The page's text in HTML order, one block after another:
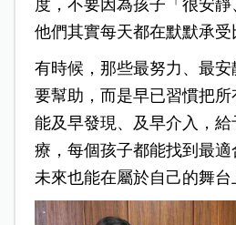
度，不要因為孩子「很安
他們其實每天都在默默承受
有時候，那些最努力、最
要幫助，而是早已習慣把
能及早發現、及早介入，
療，每個孩子都能找到最適
未來也能在屬於自己的舞台